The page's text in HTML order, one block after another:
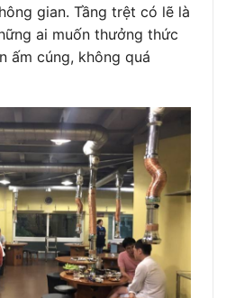
gian. Tầng trệt có lẽ là
ai muốn thưởng thức
ấm cúng, không quá